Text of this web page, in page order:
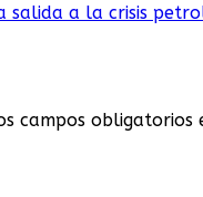
salida a la crisis
campos